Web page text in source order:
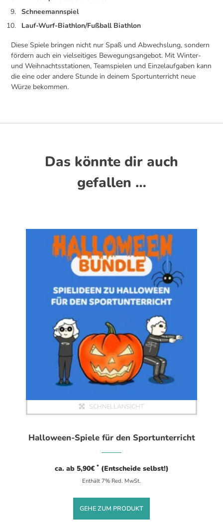
Schneemannspiel
Lauf-Wurf-Biathlon/Fußball Biathlon
Diese Spiele bringen nicht nur Spaß und Abwechslung, sondern
fördern auch ein vielseitiges Bewegungsangebot. Mit Winter-
und Weihnachtsstationen, Teamspielen und Einzelaufgaben kann
die eine oder andere Stunde in deinem Sportunterricht neue
Würze bekommen.
Das könnte dir auch
gefallen …
Dieses Produkt weist mehrere Varianten auf. Die Optionen können auf der Produktseite gewählt werden
SCHNELLANSICHT
Halloween-Spiele für den Sportunterricht
ca. ab 5,90€ *(Entscheide selbst!)
Enthält 7% Red. MwSt.
GEHE ZUM PRODUKT